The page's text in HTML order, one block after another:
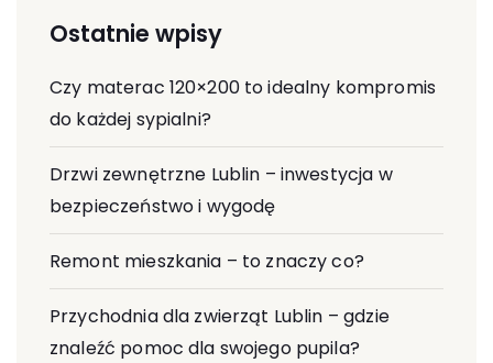
Ostatnie wpisy
Czy materac 120×200 to idealny kompromis
do każdej sypialni?
Drzwi zewnętrzne Lublin – inwestycja w
bezpieczeństwo i wygodę
Remont mieszkania – to znaczy co?
Przychodnia dla zwierząt Lublin – gdzie
znaleźć pomoc dla swojego pupila?